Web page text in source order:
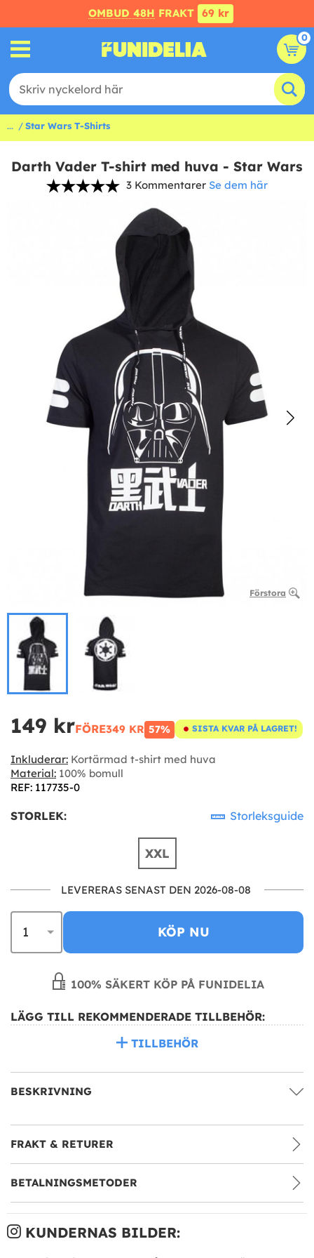
OMBUD 48H FRAKT 69 kr
0
... Star Wars T-Shirts
Darth Vader T-shirt med huva - Star Wars
3 Kommentarer Se dem här
Förstora
149 krFÖRE349 KR 57% SISTA KVAR PÅ LAGRET!
Inkluderar: Kortärmad t-shirt med huva
Material: 100% bomull
REF: 117735-0
STORLEK: Storleksguide
XXL
LEVERERAS SENAST DEN 2026-08-08
KÖP NU
100% SÄKERT KÖP PÅ FUNIDELIA
LÄGG TILL REKOMMENDERADE TILLBEHÖR:
TILLBEHÖR
BESKRIVNING
FRAKT & RETURER
BETALNINGSMETODER
KUNDERNAS BILDER: